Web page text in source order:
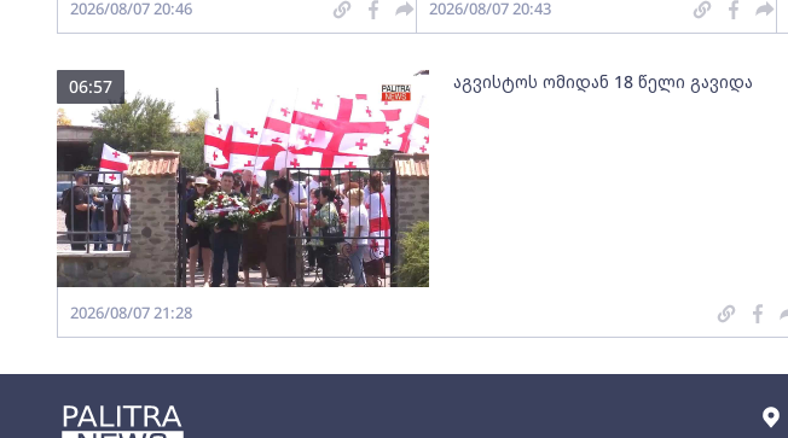
2026/08/07 20:46 2026/08/07 20:43
აგვისტოს ომიდან 18 წელი გავიდა
06:57
2026/08/07 21:28